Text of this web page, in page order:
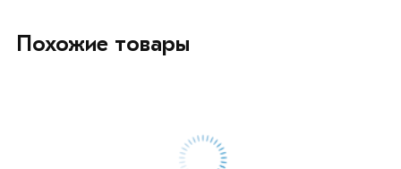
Похожие товары